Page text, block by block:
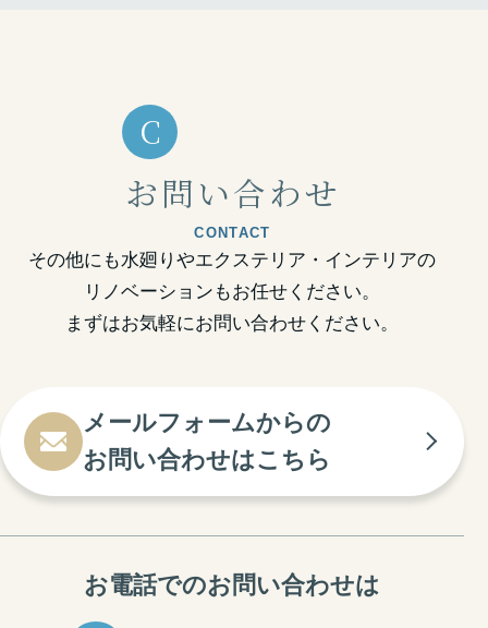
C
お問い合わせ
CONTACT
その他にも水廻りやエクステリア・インテリアの
リノベーションもお任せください。
まずはお気軽にお問い合わせください。
メールフォームからの
お問い合わせはこちら
お電話でのお問い合わせは